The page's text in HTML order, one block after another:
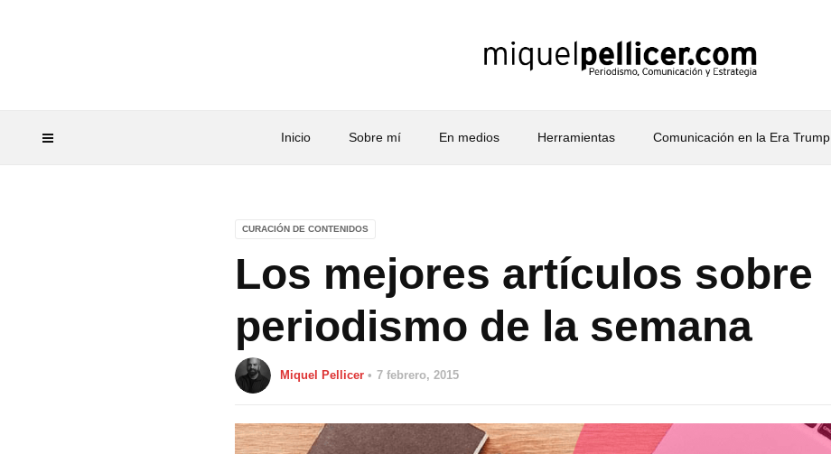
Inicio Sobre mí En medios Herramientas Comunicación en la Era Trump
CURACIÓN DE CONTENIDOS
Los mejores artículos sobre
periodismo de la semana
Miquel Pellicer 7 febrero, 2015